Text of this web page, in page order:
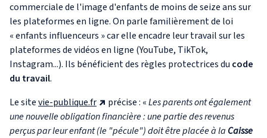
commerciale de l'image d'enfants de moins de seize ans sur
les plateformes en ligne. On parle familièrement de loi
« enfants influenceurs » car elle encadre leur travail sur les
plateformes de vidéos en ligne (YouTube, TikTok,
Instagram...). Ils bénéficient des règles protectrices du code
du travail.
Le sitevie-publique.fr précise : «Les parents ont également
une nouvelle obligation financière : une partie des revenus
perçus par leur enfant (le "pécule") doit être placée à la Caisse